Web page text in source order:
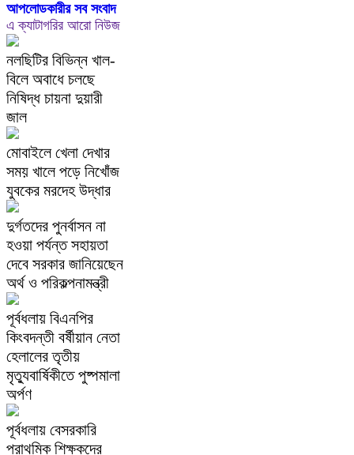
আপলোডকারীর সব সংবাদ
এ ক্যাটাগরির আরো নিউজ
নলছিটির বিভিন্ন খাল-
বিলে অবাধে চলছে
নিষিদ্ধ চায়না দুয়ারী
জাল
​মোবাইলে খেলা দেখার
সময় খালে পড়ে নিখোঁজ
যুবকের মরদেহ উদ্ধার
দুর্গতদের পুনর্বাসন না
হওয়া পর্যন্ত সহায়তা
দেবে সরকার জানিয়েছেন
অর্থ ও পরিকল্পনামন্ত্রী
পূর্বধলায় বিএনপির
কিংবদন্তী বর্ষীয়ান নেতা
হেলালের তৃতীয়
মৃত্যুবার্ষিকীতে পুষ্পমালা
অর্পণ
​পূর্বধলায় বেসরকারি
প্রাথমিক শিক্ষকদের